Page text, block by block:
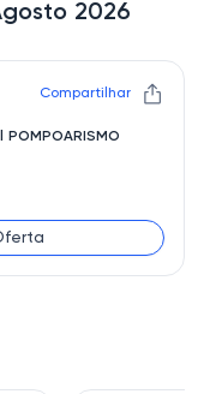
2026
Compartilhar